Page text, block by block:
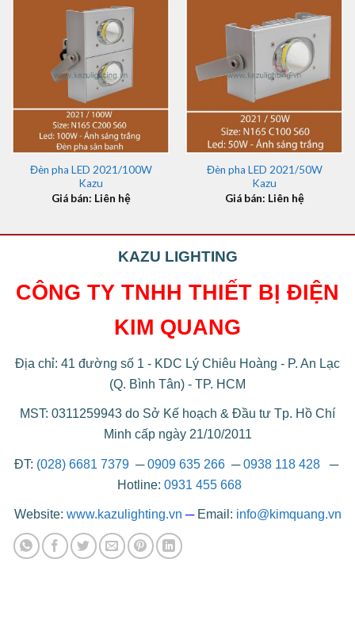
Đèn pha LED 2021/100W
Kazu
Giá bán: Liên hệ
Đèn pha LED 2021/50W
Kazu
Giá bán: Liên hệ
KAZU LIGHTING
CÔNG TY TNHH THIẾT BỊ ĐIỆN
KIM QUANG
Địa chỉ: 41 đường số 1 - KDC Lý Chiêu Hoàng - P. An Lạc
(Q. Bình Tân) - TP. HCM
MST: 0311259943 do Sở Kế hoạch & Đầu tư Tp. Hồ Chí
Minh cấp ngày 21/10/2011
ĐT: (028) 6681 7379 ─0909 635 266─0938 118 428─
Hotline: 0931 455 668
Website: www.kazulighting.vn ─ Email: info@kimquang.vn